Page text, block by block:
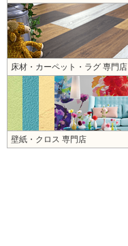
床材・カーペット・ラグ 専門店
壁紙・クロス 専門店